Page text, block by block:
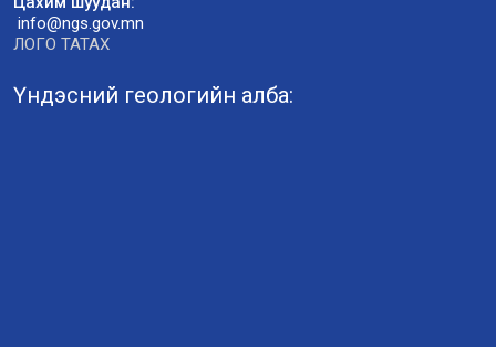
info@ngs.gov.mn
ЛОГО ТАТАХ
Үндэсний геологийн алба: